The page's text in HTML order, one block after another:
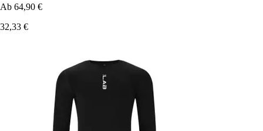
Ab 64,90 €
32,33 €